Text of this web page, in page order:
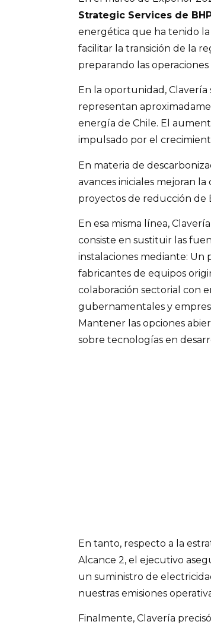
Strategic Services de
energética que ha tenido
facilitar la transición de la
preparando las
En la oportunidad, Clavería
representan
energía de Chile. El
impulsado por el
En materia de
avances iniciales mejoran
proyectos de reducción de
En esa misma línea,
consiste en sustituir las
instalaciones mediante: Un
fabricantes de equipos
colaboración sectorial con
gubernamentales y
Mantener las opciones
sobre tecnologías en
En tanto, respecto a la
Alcance 2, el ejecutivo
un suministro de
nuestras emisiones
Finalmente, Clavería